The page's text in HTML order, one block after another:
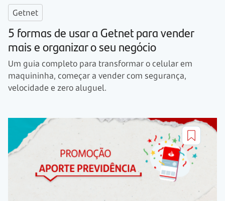
Getnet
5 formas de usar a Getnet para vender
mais e organizar o seu negócio
Um guia completo para transformar o celular em
maquininha, começar a vender com segurança,
velocidade e zero aluguel.